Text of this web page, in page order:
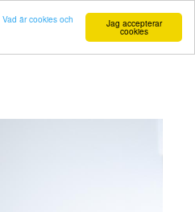
Jag accepterar
cookies
Vad är cookies och